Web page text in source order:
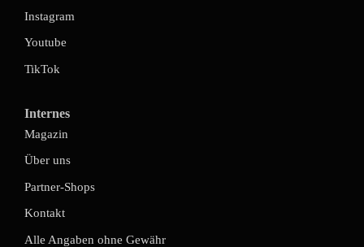
Instagram
Youtube
TikTok
Internes
Magazin
Über uns
Partner-Shops
Kontakt
Alle Angaben ohne Gewähr